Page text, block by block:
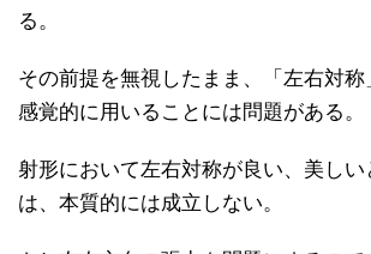
る。
その前提を無視したまま、「左右対
感覚的に用いることには問題がある。
射形において左右対称が良い、美しい
は、本質的には成立しない。